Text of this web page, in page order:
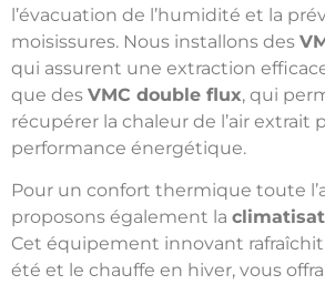
l’évacuation de l’humidité et la
moisissures. Nous installons des
qui assurent une extraction efficace
que des VMC double flux, qui
récupérer la chaleur de l’air extrait
performance énergétique.
Pour un confort thermique toute
proposons également la
Cet équipement innovant
été et le chauffe en hiver, vous